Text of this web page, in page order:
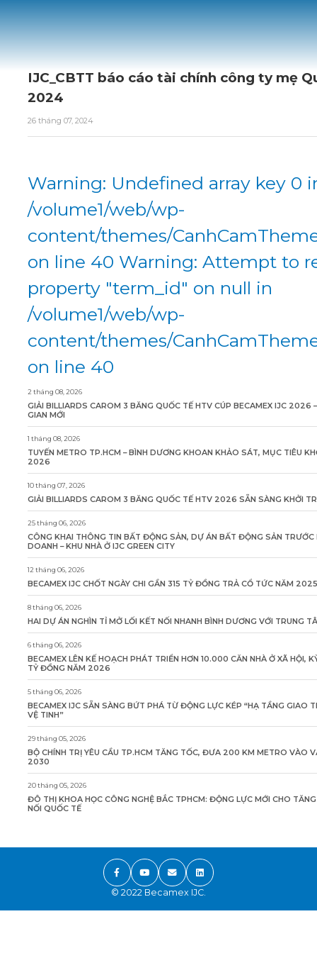
IJC_CBTT báo cáo tài chính công ty mẹ
2024
26 tháng 07, 2024
Warning: Undefined array key 0
/volume1/web/wp-
content/themes/
on line 40 Warning: Attempt to
property "term_id" on null in
/volume1/web/wp-
content/themes/
on line 40
2 tháng 08, 2026
GIẢI BILLIARDS CAROM 3 BĂNG QUỐC TẾ HTV CÚP BECAMEX IJC 2026
GIAN MỚI
1 tháng 08, 2026
TUYẾN METRO TP.HCM – BÌNH DƯƠNG KHOAN KHẢO SÁT, MỤC TIÊU
2026
10 tháng 07, 2026
GIẢI BILLIARDS CAROM 3 BĂNG QUỐC TẾ HTV 2026 SẴN SÀNG KHỞI
25 tháng 06, 2026
CÔNG KHAI THÔNG TIN BẤT ĐỘNG SẢN, DỰ ÁN BẤT ĐỘNG SẢN
DOANH – KHU NHÀ Ở IJC GREEN CITY
12 tháng 06, 2026
BECAMEX IJC CHỐT NGÀY CHI GẦN 315 TỶ ĐỒNG TRẢ CỔ TỨC NĂM 2025
8 tháng 06, 2026
HAI DỰ ÁN NGHÌN TỈ MỞ LỐI KẾT NỐI NHANH BÌNH DƯƠNG VỚI TRUNG
6 tháng 06, 2026
BECAMEX LÊN KẾ HOẠCH PHÁT TRIỂN HƠN 10.000 CĂN NHÀ Ở XÃ HỘI,
TỶ ĐỒNG NĂM 2026
5 tháng 06, 2026
BECAMEX IJC SẴN SÀNG BỨT PHÁ TỪ ĐỘNG LỰC KÉP “HẠ TẦNG GIAO
VỆ TINH”
29 tháng 05, 2026
BỘ CHÍNH TRỊ YÊU CẦU TP.HCM TĂNG TỐC, ĐƯA 200 KM METRO VÀO
2030
20 tháng 05, 2026
ĐÔ THỊ KHOA HỌC CÔNG NGHỆ BẮC TPHCM: ĐỘNG LỰC MỚI CHO
NỐI QUỐC TẾ
© 2022 Becamex IJC.